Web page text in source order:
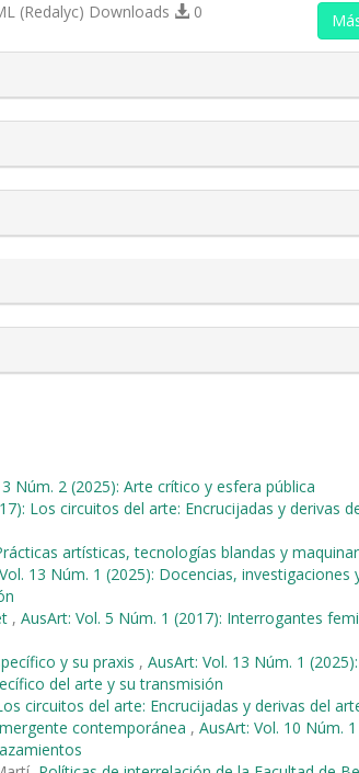
(Redalyc) Downloads 0
Núm. 2 (2025): Arte crítico y esfera pública
Los circuitos del arte: Encrucijadas y derivas
artísticas, tecnologías blandas y
13 Núm. 1 (2025): Docencias, investigaciones
, AusArt: Vol. 5 Núm. 1 (2017): Interrogantes
y su praxis , AusArt: Vol. 13 Núm. 1
del arte y su transmisión
circuitos del arte: Encrucijadas y derivas del
contemporánea , AusArt: Vol. 10 Núm.